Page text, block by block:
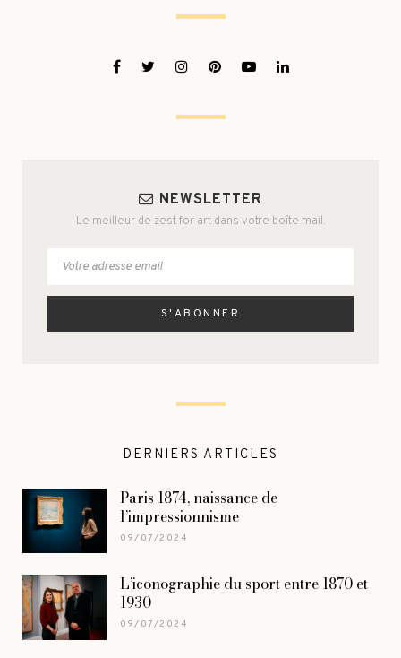
NEWSLETTER
Le meilleur de zest for art dans votre boîte mail.
DERNIERS ARTICLES
Paris 1874, naissance de
l’impressionnisme
09/07/2024
L’iconographie du sport entre 1870 et
1930
09/07/2024